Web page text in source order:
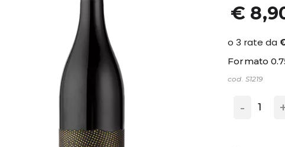
€
Formato
cod. S1219
-